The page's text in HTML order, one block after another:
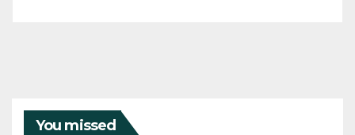
You missed